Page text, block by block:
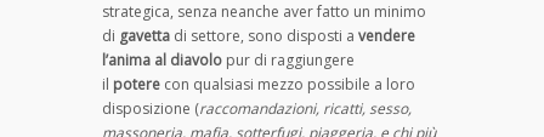
strategica, senza neanche aver fatto un minimo
di gavetta di settore, sono disposti a vendere
l’anima al diavolo pur di raggiungere
il potere con qualsiasi mezzo possibile a loro
disposizione (raccomandazioni, ricatti, sesso,